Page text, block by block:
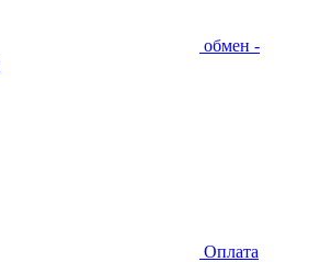
обмен -
Оплата